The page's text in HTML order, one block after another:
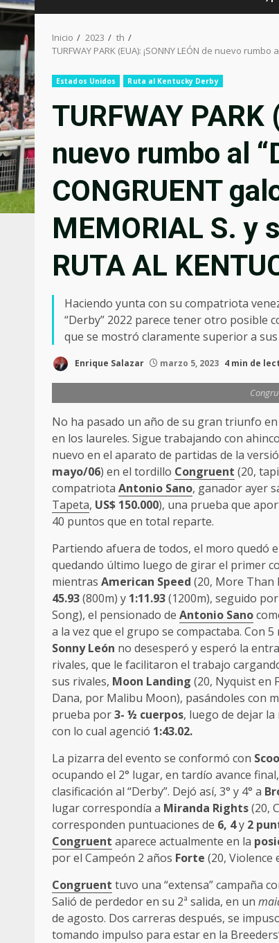
Inicio 2023
th
TURFWAY PARK (EUA): ¡SONNY LEÓN de nuevo
Estados Unidos Ruta al Kentucky Derby
TURFWAY PARK
nuevo rumbo al
CONGRUENT
MEMORIAL S. y
RUTA AL
Haciendo yunta con su compatriota
“Derby” 2022 parece tener otro posible
que se mostró claramente superior a
Enrique Salazar marzo 5, 2023 4 min de
No ha pasado un año de su gran triunfo
en los laureles. Sigue trabajando con
nuevo en el aparato de partidas de la
mayo/06) en el tordillo Congruent (20,
compatriota Antonio Sano, ganador ayer
Tapeta, US$ 150.000), una prueba que
40 puntos que en total reparte.
Partiendo afuera de todos, el moro quedó
quedando último luego de girar el primer
mientras American Speed (20, More Than
45.93(800m) y 1:11.93(1200m), seguido por
Song), el pensionado de Antonio Sano
a la vez que el grupo se compactaba. Con
Sonny León no desesperó y esperó la
rivales, que le facilitaron el trabajo
sus rivales, Moon Landing (20, Nyquist en
Dana, por Malibu Moon), pasándoles con
prueba por3- ½ cuerpos, luego de dejar la
con lo cual agenció 1:43.02.
La pizarra del evento se conformó con
ocupando el 2° lugar, en tardío avance
clasificación al “Derby”. Dejó así, 3° y 4° a
lugar correspondía a Miranda Rights(20,
corresponden puntuaciones de 6, 4y 2
Congruent aparece actualmente en la
por el Campeón 2 años Forte (20, Violence
Congruent tuvo una “extensa” campaña
Salió de perdedor en su 2ª salida, en un
de agosto. Dos carreras después, se
tomando impulso para estar en la